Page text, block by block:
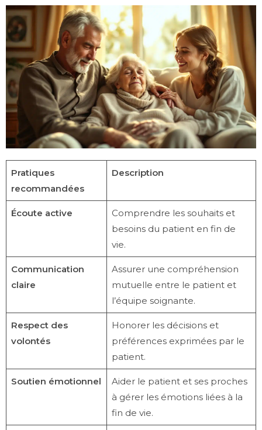
Pratiques
recommandées
Description
Écoute active
Comprendre les souhaits et
besoins du patient en fin de
vie.
Communication
claire
Assurer une compréhension
mutuelle entre le patient et
l’équipe soignante.
Respect des
volontés
Honorer les décisions et
préférences exprimées par le
patient.
Soutien émotionnel
Aider le patient et ses proches
à gérer les émotions liées à la
fin de vie.